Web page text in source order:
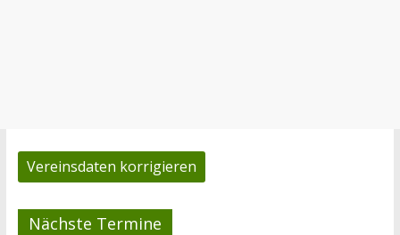
Vereinsdaten korrigieren
Nächste Termine